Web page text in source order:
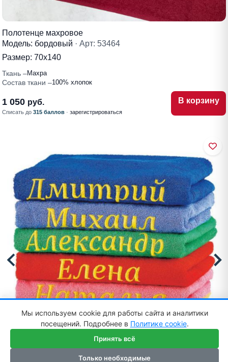
Полотенце махровое
Модель: бордовый · Арт: 53464
Размер: 70х140
Ткань Махра
Состав ткани 100% хлопок
1 050 руб.
Списать до 315 баллов · зарегистрироваться
В корзину
Мы используем cookie для работы сайта и аналитики
посещений. Подробнее в Политике cookie.
Принять всё
Только необходимые